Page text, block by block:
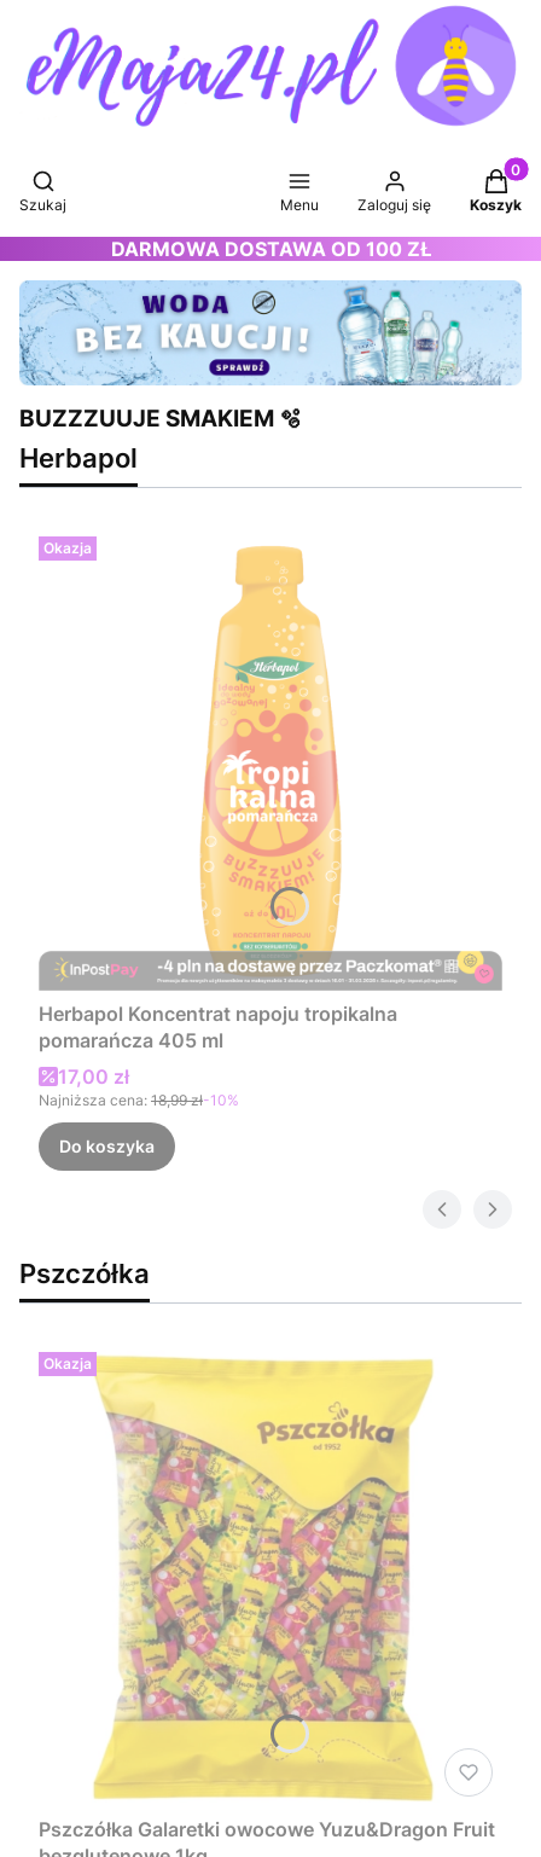
Otwórz wyszukiwarkę
Szukaj Menu Zaloguj się Koszyk
DARMOWA DOSTAWA OD 100 ZŁ
BUZZZUUJE SMAKIEM 🫧
Herbapol
Okazja
Herbapol Koncentrat napoju tropikalna
pomarańcza 405 ml
Cena promocyjna
17,00 zł
Najniższa cena: 18,99 zł-10%
Do koszyka
Pszczółka
Okazja
Pszczółka Galaretki owocowe Yuzu&Dragon Fruit